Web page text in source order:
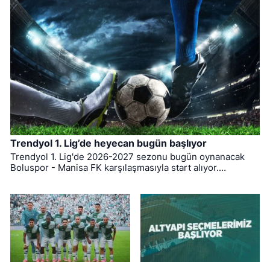
Trendyol 1. Lig’de heyecan bugün başlıyor
Trendyol 1. Lig'de 2026-2027 sezonu bugün oynanacak
Boluspor - Manisa FK karşılaşmasıyla start alıyor.